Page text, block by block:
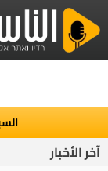
السبت 8
آخر الأخبار